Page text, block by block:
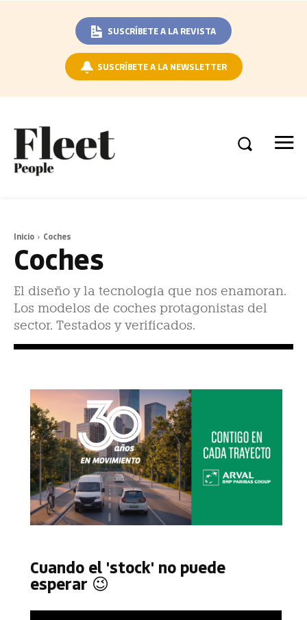
SUSCRÍBETE A LA REVISTA
SUSCRÍBETE A LA NEWSLETTER
Inicio Coches
Coches
El diseño y la tecnología que nos enamoran.
Los modelos de coches protagonistas del
sector. Testados y verificados.
Cuando el 'stock' no puede
esperar 😉